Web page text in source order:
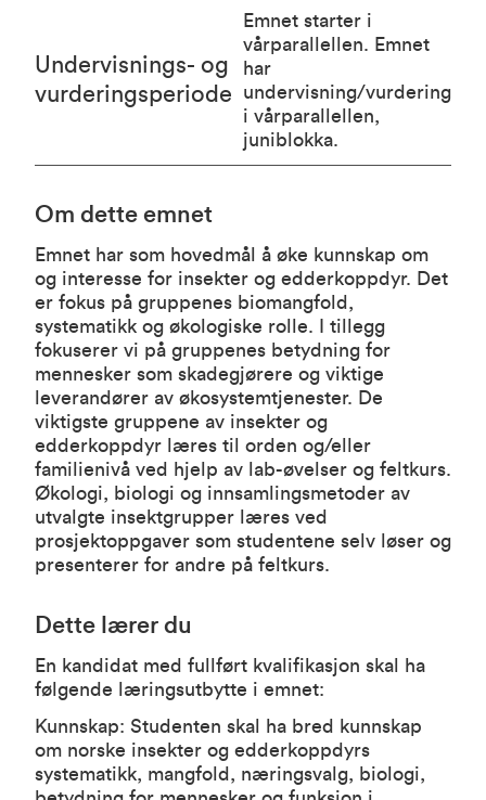
Om dette emnet
Emnet har som hovedmål å øke kunnskap om
og interesse for insekter og edderkoppdyr. Det
er fokus på gruppenes biomangfold,
systematikk og økologiske rolle. I tillegg
fokuserer vi på gruppenes betydning for
mennesker som skadegjørere og viktige
leverandører av økosystemtjenester. De
viktigste gruppene av insekter og
edderkoppdyr læres til orden og/eller
familienivå ved hjelp av lab-øvelser og feltkurs.
Økologi, biologi og innsamlingsmetoder av
utvalgte insektgrupper læres ved
prosjektoppgaver som studentene selv løser og
presenterer for andre på feltkurs.
Dette lærer du
En kandidat med fullført kvalifikasjon skal ha
følgende læringsutbytte i emnet:
Kunnskap: Studenten skal ha bred kunnskap
om norske insekter og edderkoppdyrs
systematikk, mangfold, næringsvalg, biologi,
Undervisnings- og
vurderingsperiode
Emnet starter i
vårparallellen. Emnet
har
undervisning/vurdering
i vårparallellen,
juniblokka.